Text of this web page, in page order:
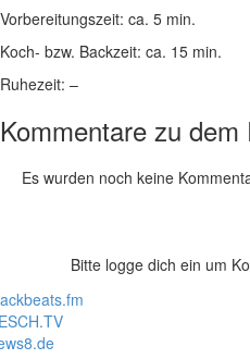
Vorbereitungszeit: ca. 5 min.
Koch- bzw. Backzeit: ca. 15 min.
Ruhezeit: –
Kommentare zu dem
Es wurden noch keine
Bitte logge dich ein um